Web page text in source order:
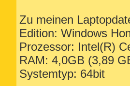
Zu meinen
Edition: Windows
Prozessor: Intel(R)
RAM: 4,0GB (3,89
Systemtyp: 64bit